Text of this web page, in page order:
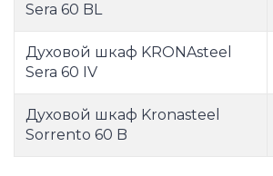
Sera 60 BL
Духовой шкаф KRONAsteel
Sera 60 IV
Духовой шкаф Kronasteel
Sorrento 60 B